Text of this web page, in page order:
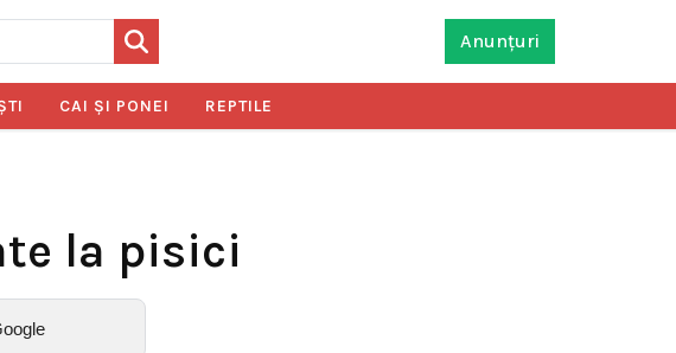
Anunțuri
CAI ŞI PONEI REPTILE
la pisici